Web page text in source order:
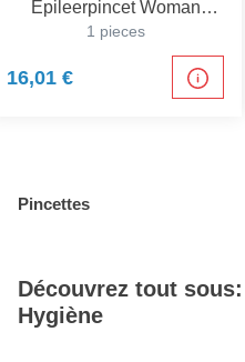
Epileerpincet Woman
Attitude
1 pieces
16,01 €
Pincettes
Découvrez tout sous:
Hygiène